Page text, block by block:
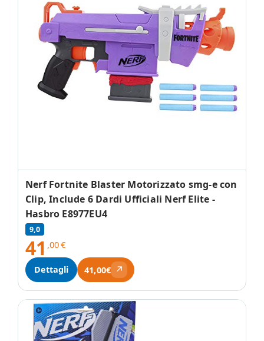
Nerf Fortnite Blaster Motorizzato smg-e con
Clip, Include 6 Dardi Ufficiali Nerf Elite -
Hasbro E8977EU4
9,0
41 ,00€
Dettagli 41,00€ ↗